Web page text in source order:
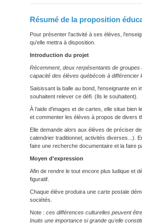
Résumé de la proposition
Pour présenter l'activité à ses élèves,
qu'elle mettra à disposition.
Introduction du projet
Récemment, deux rerpésentants de
capacité des élèves québécois à différencier
Saisissant la balle au bond, l'enseignante en
souhaitent relever ce défi. (Ils le souhaitent).
À l'aide d'images et de cartes, elle situe bien
et commenter les élèves à propos de divers
Elle demande alors aux élèves de préciser
calendrier traditionnel, activités diverses...).
faire une recherche documentaire et la faire
Moyen d'expression
Afin de rendre le tout encore plus ludique et
figuratif.
Chaque élève produira une carte postale
sociétés.
Note : ces différences culturelles peuvent
Inuits une importance si grande qu'elle